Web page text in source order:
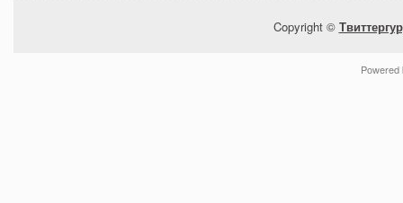
Copyright ©